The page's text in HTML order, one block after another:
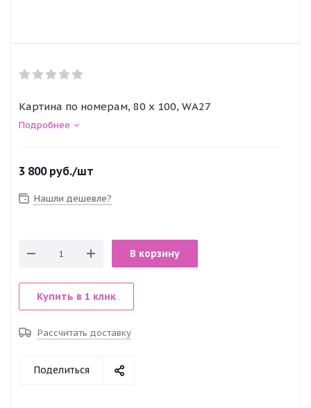
Картина по номерам, 80 x 100, WA27
Подробнее
3 800руб./шт
Нашли дешевле?
В корзину
Купить в 1 клик
Рассчитать доставку
Поделиться